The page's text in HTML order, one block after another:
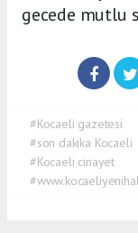
gecede mutlu
#Kocaeli gazetesi
#son dakika Kocaeli
#Kocaeli cinayet